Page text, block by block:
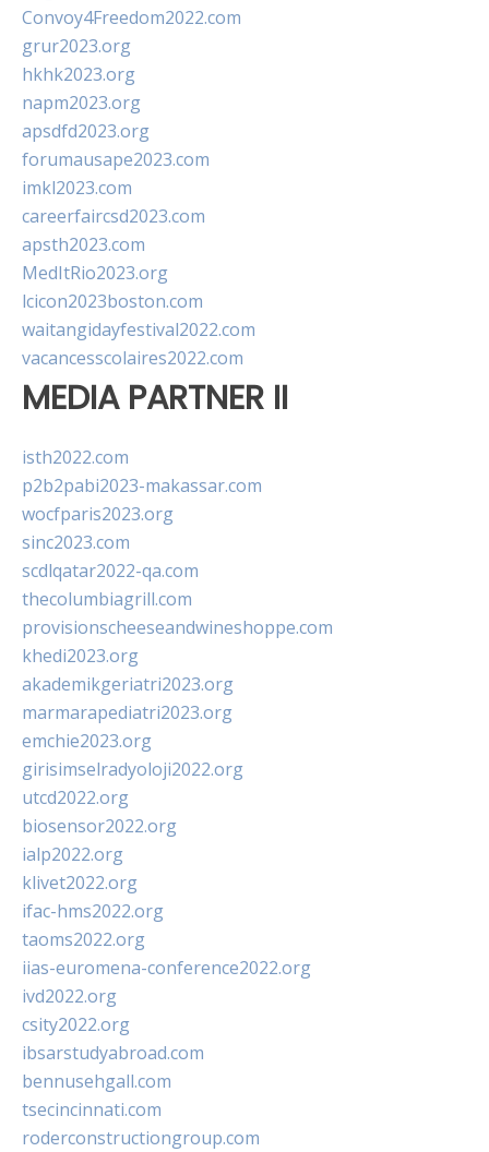
Convoy4Freedom2022.com
grur2023.org
hkhk2023.org
napm2023.org
apsdfd2023.org
forumausape2023.com
imkl2023.com
careerfaircsd2023.com
apsth2023.com
MedItRio2023.org
lcicon2023boston.com
waitangidayfestival2022.com
vacancesscolaires2022.com
MEDIA PARTNER II
isth2022.com
p2b2pabi2023-makassar.com
wocfparis2023.org
sinc2023.com
scdlqatar2022-qa.com
thecolumbiagrill.com
provisionscheeseandwineshoppe.com
khedi2023.org
akademikgeriatri2023.org
marmarapediatri2023.org
emchie2023.org
girisimselradyoloji2022.org
utcd2022.org
biosensor2022.org
ialp2022.org
klivet2022.org
ifac-hms2022.org
taoms2022.org
iias-euromena-conference2022.org
ivd2022.org
csity2022.org
ibsarstudyabroad.com
bennusehgall.com
tsecincinnati.com
roderconstructiongroup.com